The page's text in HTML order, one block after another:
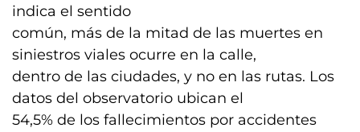
indica el sentido
común, más de la mitad de las muertes en
siniestros viales ocurre en la calle,
dentro de las ciudades, y no en las rutas. Los
datos del observatorio ubican el
54,5% de los fallecimientos por accidentes